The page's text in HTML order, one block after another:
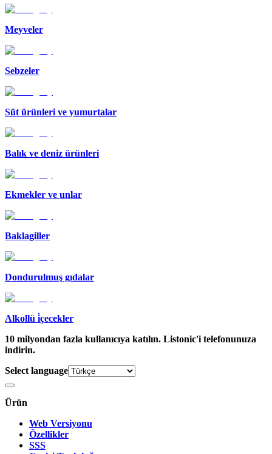
Meyveler
Sebzeler
Süt ürünleri ve yumurtalar
Balık ve deniz ürünleri
Ekmekler ve unlar
Baklagiller
Dondurulmuş gıdalar
Alkollü i̇çecekler
10 milyondan fazla kullanıcıya katılın. Listonic'i telefonunuza
indirin.
Select language
Ürün
Web Versiyonu
Özellikler
SSS